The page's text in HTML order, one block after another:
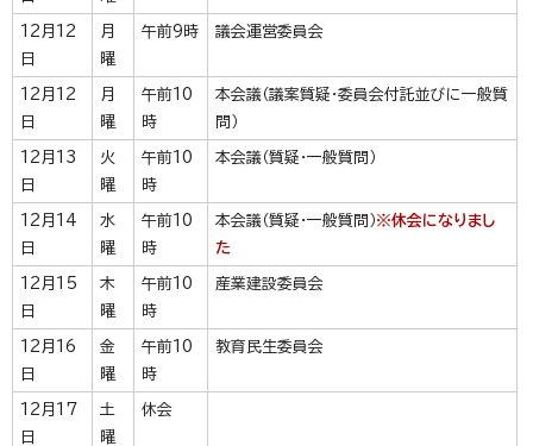
12月12
日
月
曜
午前9時 議会運営委員会
12月12
日
月
曜
午前10
時
本会議（議案質疑・委員会付託並びに一般質
問）
12月13
日
火
曜
午前10
時
本会議（質疑・一般質問）
12月14
日
水
曜
午前10
時
本会議（質疑・一般質問）※休会になりまし
た
12月15
日
木
曜
午前10
時
産業建設委員会
12月16
日
金
曜
午前10
時
教育民生委員会
12月17
日
土
曜
休会